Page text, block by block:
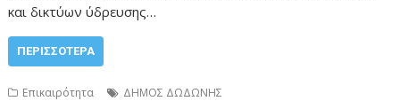
και δικτύων ύδρευσης…
ΠΕΡΙΣΣΌΤΕΡΑ
Επικαιρότητα ΔΗΜΟΣ ΔΩΔΩΝΗΣ